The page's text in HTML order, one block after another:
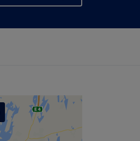
Karte anzeigen